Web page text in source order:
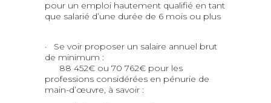
pour un emploi hautement qualifié en tant
que salarié d’une durée de 6 mois ou plus
· Se voir proposer un salaire annuel brut
de minimum :
88 452€ ou 70 762€ pour les
professions considérées en pénurie de
main-d’œuvre, à savoir :